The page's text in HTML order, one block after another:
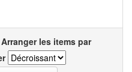
Arranger les items par